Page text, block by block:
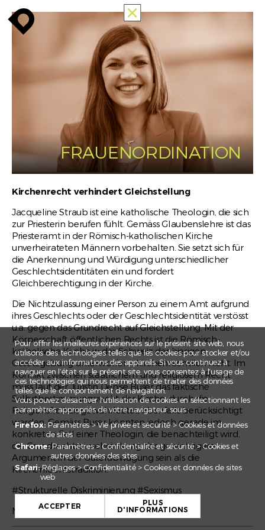
enroute enroute
TOUTES
MEMORIES
OF
RACISM
enroute INFO
+
−
Leaflet
close
FRAUENORDINATION
Kirchenrecht verhindert Gleichstellung
Jacqueline Straub ist eine katholische Theologin, die sich
zur Priesterin berufen fühlt. Gemäss Glaubenslehre ist das
Priesteramt in der Römisch-katholischen Kirche
unverheirateten Männern vorbehalten. Sie setzt sich für
die Anerkennung und Würdigung unterschiedlicher
Geschlechtsidentitäten ein und fordert
Gleichberechtigung in der Kirche.
Die Nichtzulassung einer Person zu einem Amt aufgrund
ihres Geschlechts oder der Geschlechtsidentität verstösst
u.a. gegen das Grundrecht auf Gleichstellung. Mit der
Körperschaft öffentlichen Rechts ist die Römisch-
katholische Kirche in der Schweiz der hiesigen
Gesetzgebung unterworfen – kirchenrechtlich nicht. Im
Konflikt zwischen staatlichem und religiösem Recht
muss laut der Juristin Denise Buser das faktische
Selbstbestimmungsrecht der Kirche, durch die
Religionsfreiheit gewährleistet, ebenfalls berücksichtigt
werden. Gemäss Buser könnten jedoch gerade im
konkreten Fall einer Theologin, die benachteiligt wird,
die Grundrechtseinschränkung das gewichtigere
Argument in der Güterabwägung sein als die
Kirchenrechtstradition.
#Strukturelle Diskriminierung #Sexismus
Mehr dazu imBlog von Jacqueline Straub.
Pour offrir les meilleures expériences sur le présent site web, nous
utilisons des technologies telles que les cookies pour stocker et/ou
accéder aux informations des appareils. Si vous continuez à
naviguer en l’état sur le présent site, vous consentez à l’usage de
ces technologies qui nous permettent de traiter des données
telles que le comportement de navigation.
Vous pouvez désactiver l'utilisation de cookies en sélectionnant les
paramètres appropriés de votre navigateur sous :
Firefox: Paramètres > Vie privée et sécurité > Cookies et données
de sites
Chrome:Paramètres > Confidentialité et sécurité > Cookies et
autres données des sites
Safari:Réglages > Confidentialité > Cookies et données de sites
web
ACCEPTER PLUS
D'INFORMATIONS